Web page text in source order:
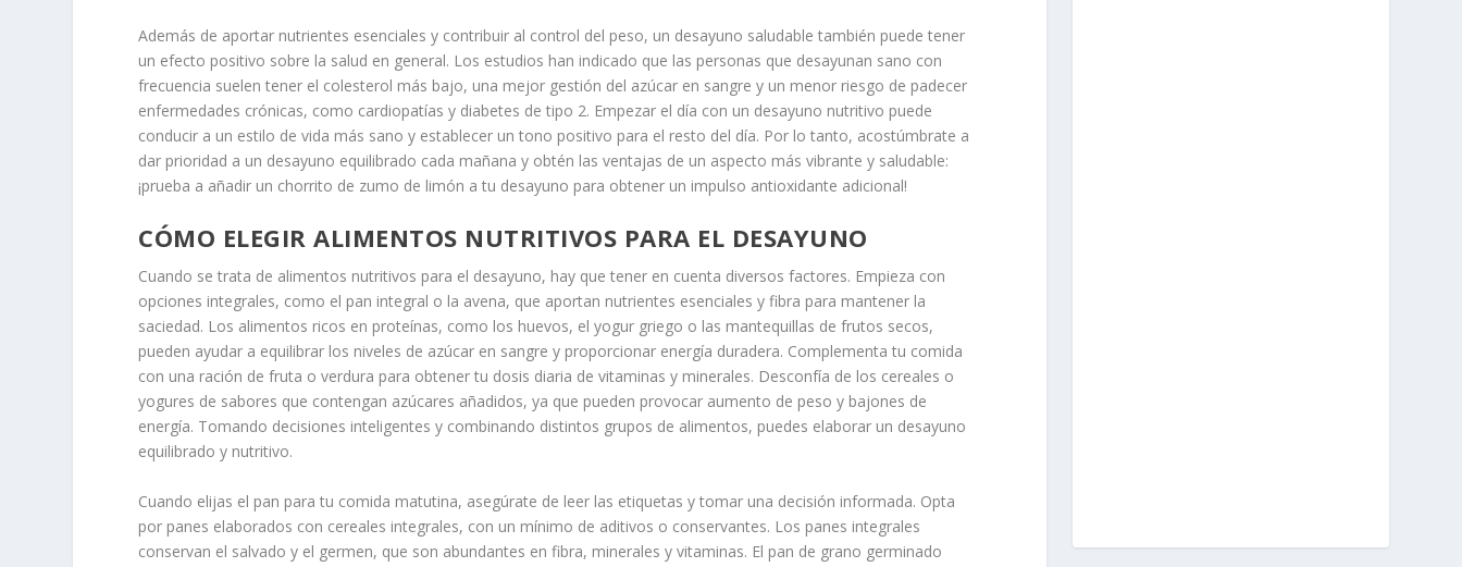
Además de aportar nutrientes esenciales y contribuir al control del peso, un desayuno saludable también puede tener
un efecto positivo sobre la salud en general. Los estudios han indicado que las personas que desayunan sano con
frecuencia suelen tener el colesterol más bajo, una mejor gestión del azúcar en sangre y un menor riesgo de padecer
enfermedades crónicas, como cardiopatías y diabetes de tipo 2. Empezar el día con un desayuno nutritivo puede
conducir a un estilo de vida más sano y establecer un tono positivo para el resto del día. Por lo tanto, acostúmbrate a
dar prioridad a un desayuno equilibrado cada mañana y obtén las ventajas de un aspecto más vibrante y saludable:
¡prueba a añadir un chorrito de zumo de limón a tu desayuno para obtener un impulso antioxidante adicional!
CÓMO ELEGIR ALIMENTOS NUTRITIVOS PARA EL DESAYUNO
Cuando se trata de alimentos nutritivos para el desayuno, hay que tener en cuenta diversos factores. Empieza con
opciones integrales, como el pan integral o la avena, que aportan nutrientes esenciales y fibra para mantener la
saciedad. Los alimentos ricos en proteínas, como los huevos, el yogur griego o las mantequillas de frutos secos,
pueden ayudar a equilibrar los niveles de azúcar en sangre y proporcionar energía duradera. Complementa tu comida
con una ración de fruta o verdura para obtener tu dosis diaria de vitaminas y minerales. Desconfía de los cereales o
yogures de sabores que contengan azúcares añadidos, ya que pueden provocar aumento de peso y bajones de
energía. Tomando decisiones inteligentes y combinando distintos grupos de alimentos, puedes elaborar un desayuno
equilibrado y nutritivo.
Cuando elijas el pan para tu comida matutina, asegúrate de leer las etiquetas y tomar una decisión informada. Opta
por panes elaborados con cereales integrales, con un mínimo de aditivos o conservantes. Los panes integrales
conservan el salvado y el germen, que son abundantes en fibra, minerales y vitaminas. El pan de grano germinado